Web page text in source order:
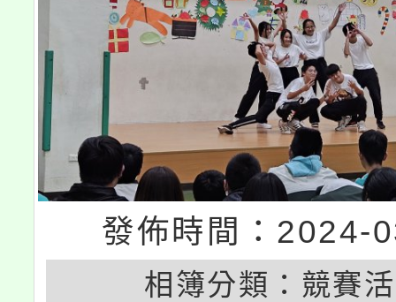
發佈時間：2024-
相簿分類： 競賽